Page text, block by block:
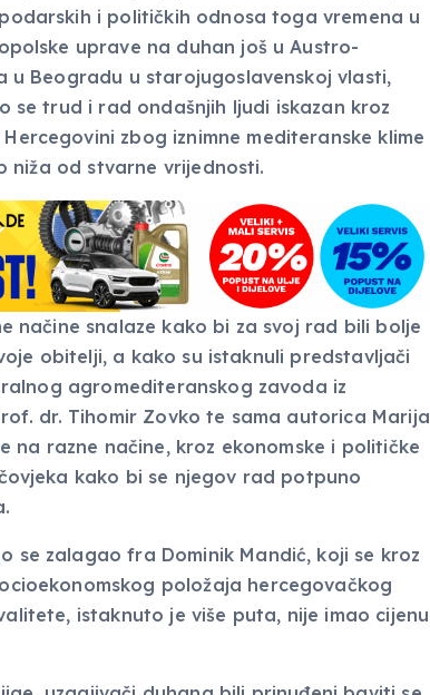
i političkih odnosa toga vremena u
uprave na duhan još u Austro-
u Beogradu u starojugoslavenskoj vlasti,
se trud i rad ondašnjih ljudi iskazan kroz
zbog iznimne mediteranske klime
niža od stvarne vrijednosti.
načine snalaze kako bi za svoj rad bili bolje
obitelji, a kako su istaknuli predstavljači
agromediteranskog zavoda iz
dr. Tihomir Zovko te sama autorica Marija
na razne načine, kroz ekonomske i političke
kako bi se njegov rad potpuno
se zalagao fra Dominik Mandić, koji se kroz
položaja hercegovačkog
istaknuto je više puta, nije imao cijenu